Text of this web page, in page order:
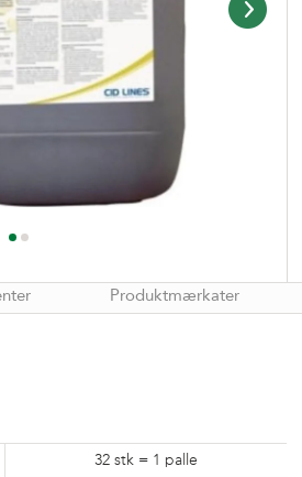
Produktmærkater
32 stk = 1 palle